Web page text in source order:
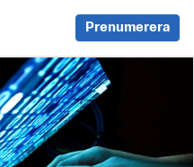
Prenumerera